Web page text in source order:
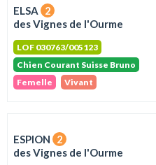
ELSA
2
des Vignes de l'Ourme
LOF 030763/005123
Chien Courant Suisse Bruno
Femelle
Vivant
ESPION
2
des Vignes de l'Ourme